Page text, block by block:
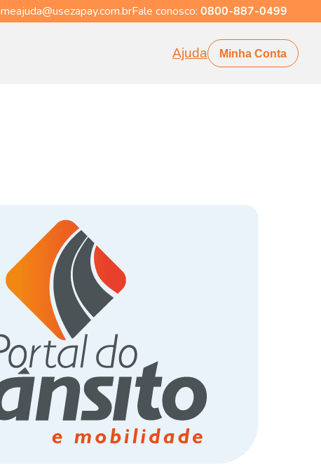
meajuda@usezapay.com.brFale conosco: 0800-887-0499
Ajuda Minha Conta